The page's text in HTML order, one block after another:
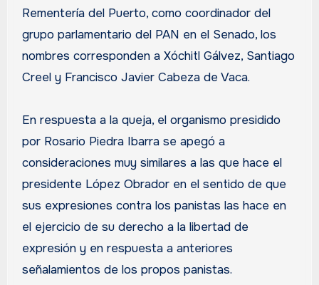
Rementería del Puerto, como coordinador del
grupo parlamentario del PAN en el Senado, los
nombres corresponden a Xóchitl Gálvez, Santiago
Creel y Francisco Javier Cabeza de Vaca.
En respuesta a la queja, el organismo presidido
por Rosario Piedra Ibarra se apegó a
consideraciones muy similares a las que hace el
presidente López Obrador en el sentido de que
sus expresiones contra los panistas las hace en
el ejercicio de su derecho a la libertad de
expresión y en respuesta a anteriores
señalamientos de los propos panistas.